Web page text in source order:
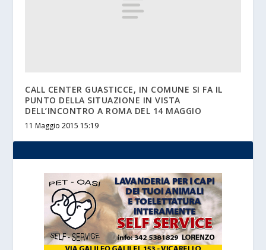
CALL CENTER GUASTICCE, IN COMUNE SI FA IL
PUNTO DELLA SITUAZIONE IN VISTA
DELL’INCONTRO A ROMA DEL 14 MAGGIO
11 Maggio 2015 15:19